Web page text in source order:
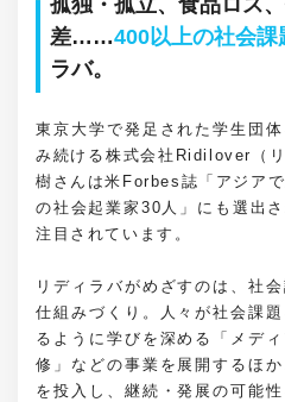
孤独・孤立、食品ロス
差……400以上の社会課
ラバ。
東京大学で発足された学生団
み続ける株式会社Ridilover（
樹さんは米Forbes誌「アジア
の社会起業家30人」にも選出
注目されています。
リディラバがめざすのは、社
仕組みづくり。人々が社会課
るように学びを深める「メデ
修」などの事業を展開するほ
を投入し、継続・発展の可能